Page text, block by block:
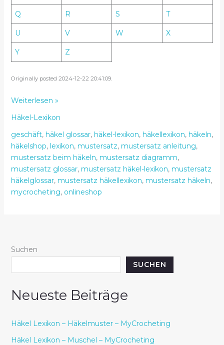
Q R S T
U V W X
Y Z
Originally posted 2024-12-22 20:41:09.
Häkel
–
Mustersatz
–
MyCrocheting
Weiterlesen »
Häkel-Lexikon
geschäft, häkel glossar, häkel-lexikon, häkellexikon, häkeln,
häkelshop, lexikon, mustersatz, mustersatz anleitung,
mustersatz beim häkeln, mustersatz diagramm,
mustersatz glossar, mustersatz häkel-lexikon, mustersatz
häkelglossar, mustersatz häkellexikon, mustersatz häkeln,
mycrocheting, onlineshop
Suchen
SUCHEN
Neueste Beiträge
Häkel Lexikon – Häkelmuster – MyCrocheting
Häkel Lexikon – Muschel – MyCrocheting